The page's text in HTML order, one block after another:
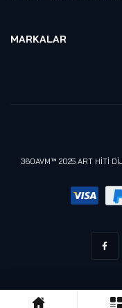
Referanslarımız
MARKALAR
360AVM™ 2025 ART HİTİ